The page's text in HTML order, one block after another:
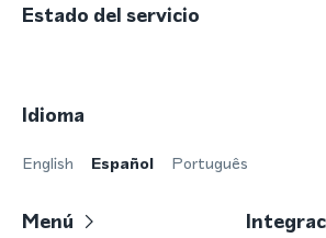
Estado del servicio
Idioma
English Español Português
Menú